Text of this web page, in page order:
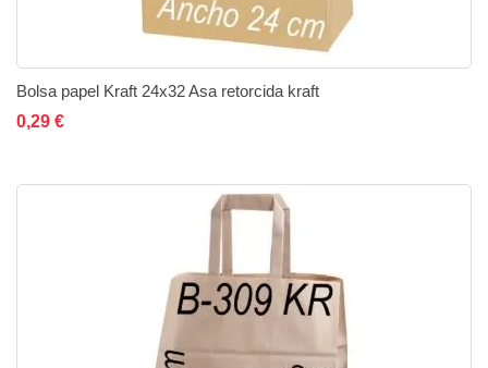
Bolsa papel Kraft 24x32 Asa retorcida kraft
0,29 €